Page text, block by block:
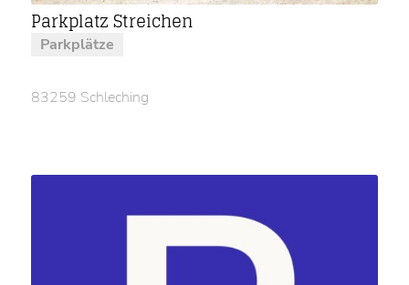
Parkplatz Streichen
Parkplätze
83259 Schleching